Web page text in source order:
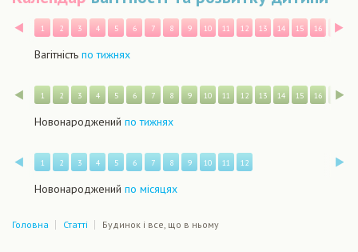
Назад
1 2 3 4 5 6 7 8 9 10 11 12 13 14 15 16 17
Вагітність по тижнях
Назад
1 2 3 4 5 6 7 8 9 10 11 12 13 14 15 16 17
Новонароджений по тижнях
Назад
1 2 3 4 5 6 7 8 9 10 11 12
Новонароджений по місяцях
Головна Статті Будинок і все, що в ньому